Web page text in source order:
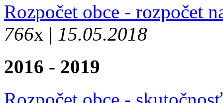
Rozpočet obce - rozpočet
766x | 15.05.2018
2016 - 2019